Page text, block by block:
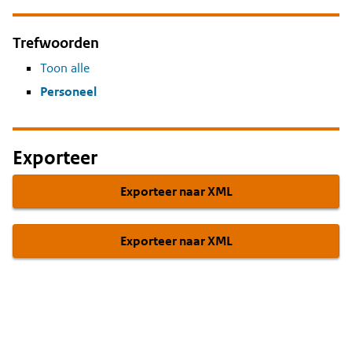
Trefwoorden
Toon alle
Personeel
Exporteer
Exporteer naar XML
Exporteer naar XML